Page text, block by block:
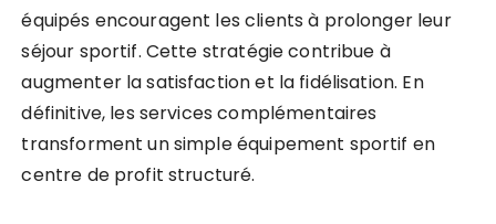
équipés encouragent les clients à prolonger leur
séjour sportif. Cette stratégie contribue à
augmenter la satisfaction et la fidélisation. En
définitive, les services complémentaires
transforment un simple équipement sportif en
centre de profit structuré.